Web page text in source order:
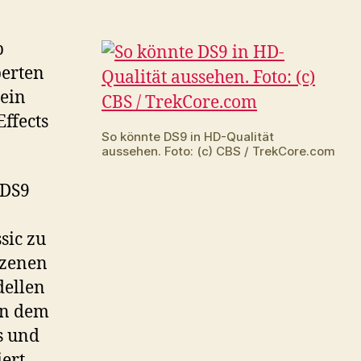
n
u
t
z
n
u
m
d
i
e
L
ist
Experten
So könnte DS9 in HD-Qualität
aussehen. Foto: (c) CBS / TrekCore.com
zu
dem
und